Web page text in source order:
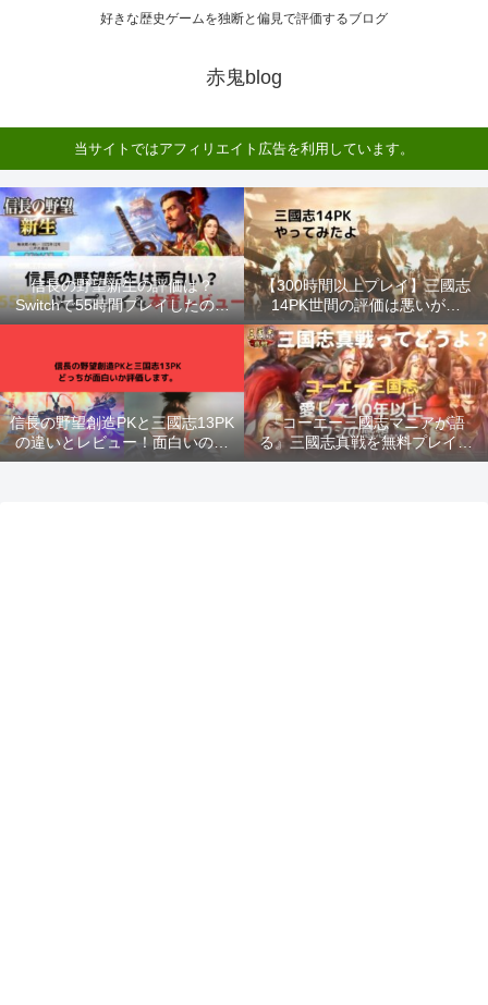
好きな歴史ゲームを独断と偏見で評価するブログ
赤鬼blog
当サイトではアフィリエイト広告を利用しています。
信長の野望新生の評価は？
Switchで55時間プレイしたので
レビューする！
【300時間以上プレイ】三國志
14PK世間の評価は悪いが…
信長の野望創造PKと三國志13PK
の違いとレビュー！面白いのは
どっち？
『コーエー三國志マニアが語
る』三國志真戦を無料プレイし
た感想【クソおもろい】